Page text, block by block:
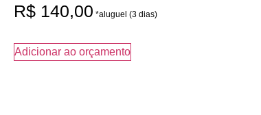
R$ 140,00
Adicionar ao orçamento